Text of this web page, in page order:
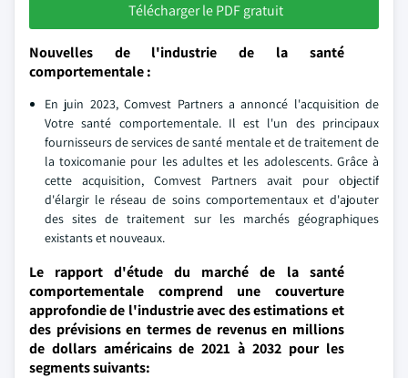
Télécharger le PDF gratuit
Nouvelles de l'industrie de la santé
comportementale :
En juin 2023, Comvest Partners a annoncé l'acquisition de
Votre santé comportementale. Il est l'un des principaux
fournisseurs de services de santé mentale et de traitement de
la toxicomanie pour les adultes et les adolescents. Grâce à
cette acquisition, Comvest Partners avait pour objectif
d'élargir le réseau de soins comportementaux et d'ajouter
des sites de traitement sur les marchés géographiques
existants et nouveaux.
Le rapport d'étude du marché de la santé
comportementale comprend une couverture
approfondie de l'industrie avec des estimations et
des prévisions en termes de revenus en millions
de dollars américains de 2021 à 2032 pour les
segments suivants: